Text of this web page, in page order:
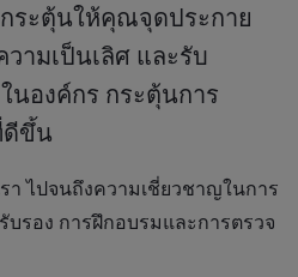
ระตุ้นให้คุณจุดประกาย
ามเป็นเลิศ และรับ
นองค์กร กระตุ้นการ
ดีขึ้น
ไปจนถึงความเชี่ยวชาญในการ
รอง การฝึกอบรมและการตรวจ